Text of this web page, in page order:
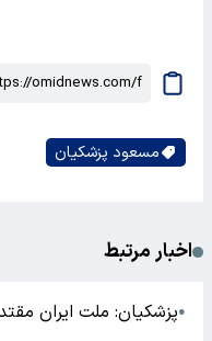
مسعود پزشکیان
اخبار مرتبط
●پزشکیان: ملت ایران